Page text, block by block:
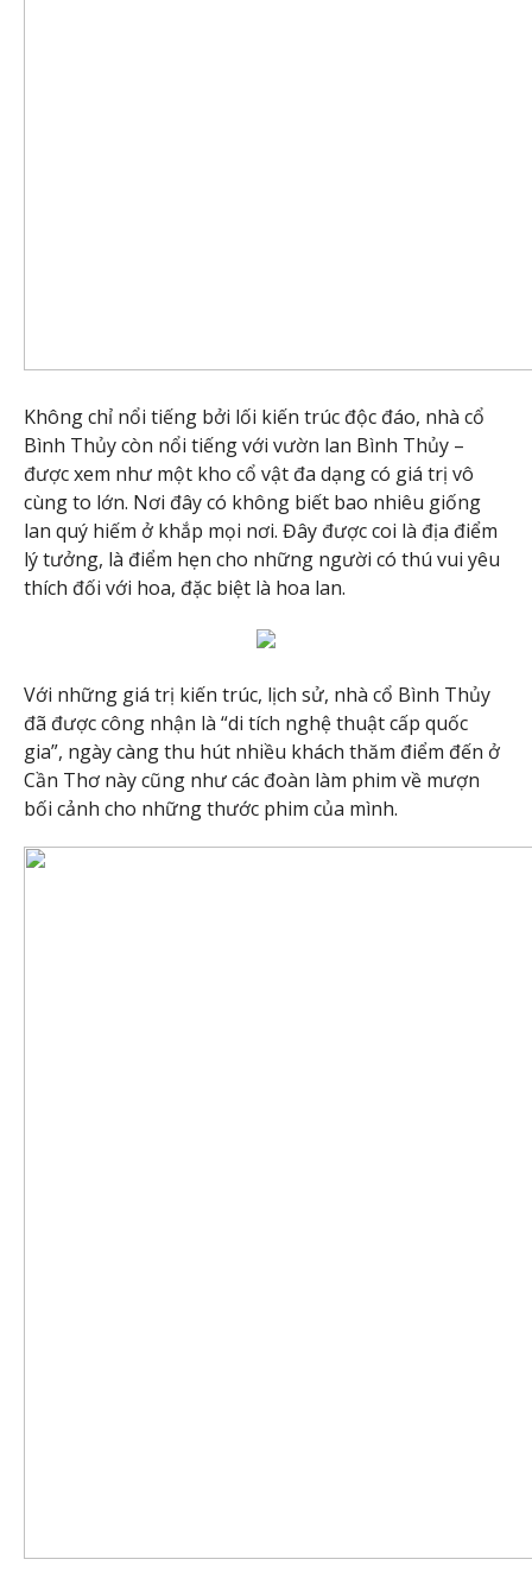
Không chỉ nổi tiếng bởi lối kiến trúc độc đáo, nhà cổ
Bình Thủy còn nổi tiếng với vườn lan Bình Thủy –
được xem như một kho cổ vật đa dạng có giá trị vô
cùng to lớn. Nơi đây có không biết bao nhiêu giống
lan quý hiếm ở khắp mọi nơi. Đây được coi là địa điểm
lý tưởng, là điểm hẹn cho những người có thú vui yêu
thích đối với hoa, đặc biệt là hoa lan.
Với những giá trị kiến trúc, lịch sử, nhà cổ Bình Thủy
đã được công nhận là “di tích nghệ thuật cấp quốc
gia”, ngày càng thu hút nhiều khách thăm điểm đến ở
Cần Thơ này cũng như các đoàn làm phim về mượn
bối cảnh cho những thước phim của mình.